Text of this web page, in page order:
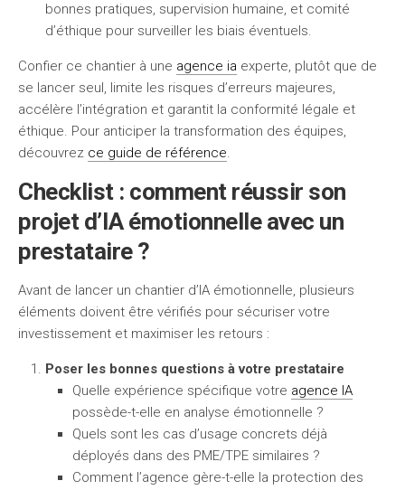
bonnes pratiques, supervision humaine, et comité
d’éthique pour surveiller les biais éventuels.
Confier ce chantier à une agence ia experte, plutôt que de
se lancer seul, limite les risques d’erreurs majeures,
accélère l’intégration et garantit la conformité légale et
éthique. Pour anticiper la transformation des équipes,
découvrez ce guide de référence.
Checklist : comment réussir son
projet d’IA émotionnelle avec un
prestataire ?
Avant de lancer un chantier d’IA émotionnelle, plusieurs
éléments doivent être vérifiés pour sécuriser votre
investissement et maximiser les retours :
Poser les bonnes questions à votre prestataire
Quelle expérience spécifique votre agence IA
possède-t-elle en analyse émotionnelle ?
Quels sont les cas d’usage concrets déjà
déployés dans des PME/TPE similaires ?
Comment l’agence gère-t-elle la protection des